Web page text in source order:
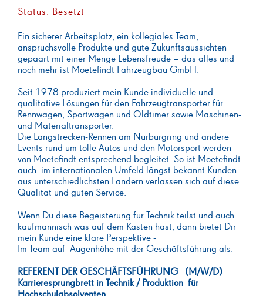
Status: Besetzt
Ein sicherer Arbeitsplatz, ein kollegiales Team,
anspruchsvolle Produkte und gute Zukunftsaussichten
gepaart mit einer Menge Lebensfreude – das alles und
noch mehr ist Moetefindt Fahrzeugbau GmbH.
Seit 1978 produziert mein Kunde individuelle und
qualitative Lösungen für den Fahrzeugtransporter für
Rennwagen, Sportwagen und Oldtimer sowie Maschinen-
und Materialtransporter.
Die Langstrecken-Rennen am Nürburgring und andere
Events rund um tolle Autos und den Motorsport werden
von Moetefindt entsprechend begleitet. So ist Moetefindt
auch im internationalen Umfeld längst bekannt.Kunden
aus unterschiedlichsten Ländern verlassen sich auf diese
Qualität und guten Service.
Wenn Du diese Begeisterung für Technik teilst und auch
kaufmännisch was auf dem Kasten hast, dann bietet Dir
mein Kunde eine klare Perspektive -
Im Team auf Augenhöhe mit der Geschäftsführung als:
REFERENT DER GESCHÄFTSFÜHRUNG (M/W/D)
Karrieresprungbrett in Technik / Produktion für